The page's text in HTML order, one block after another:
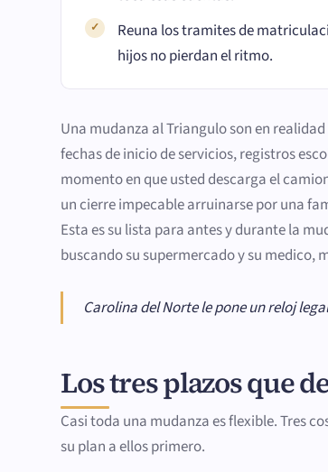
Reuna los tramites de
hijos no pierdan el ritmo.
Una mudanza al Triangulo son en
fechas de inicio de servicios, registros
momento en que usted descarga el
un cierre impecable arruinarse por una
Esta es su lista para antes y durante la
buscando su supermercado y su medico,
Carolina del Norte le pone un reloj
Los tres plazos que
Casi toda una mudanza es flexible. Tres
su plan a ellos primero.